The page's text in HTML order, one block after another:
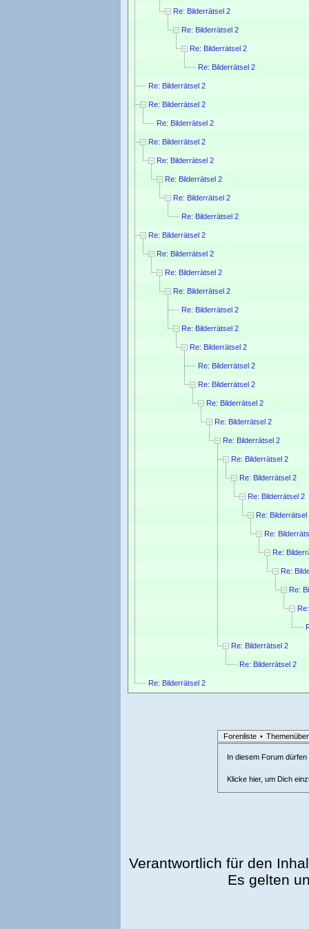
Re: Bilderrätsel 2
Re: Bilderrätsel 2
Re: Bilderrätsel 2
Re: Bilderrätsel 2
Re: Bilderrätsel 2
Re: Bilderrätsel 2
Re: Bilderrätsel 2
Re: Bilderrätsel 2
Re: Bilderrätsel 2
Re: Bilderrätsel 2
Re: Bilderrätsel 2
Re: Bilderrätsel 2
Re: Bilderrätsel 2
Re: Bilderrätsel 2
Re: Bilderrätsel 2
Re: Bilderrätsel 2
Re: Bilderrätsel 2
Re: Bilderrätsel 2
Re: Bilderrätsel 2
Re: Bilderrätsel 2
Re: Bilderrätsel 2
Re: Bilderrätsel 2
Re: Bilderrätsel 2
Re: Bilderrätsel 2
Re: Bilderrätsel 2
Re: Bilderrätsel 2
Re: Bilderrätsel 2
Re: Bilderrätsel
Re:
Re:
Re:
Re:
Re: Bilderrätsel 2
Re: Bilderrätsel 2
Re: Bilderrätsel 2
Forenliste •
In diesem Forum
Klicke hier, um Dich
Verantwortlich für den
Es gelten